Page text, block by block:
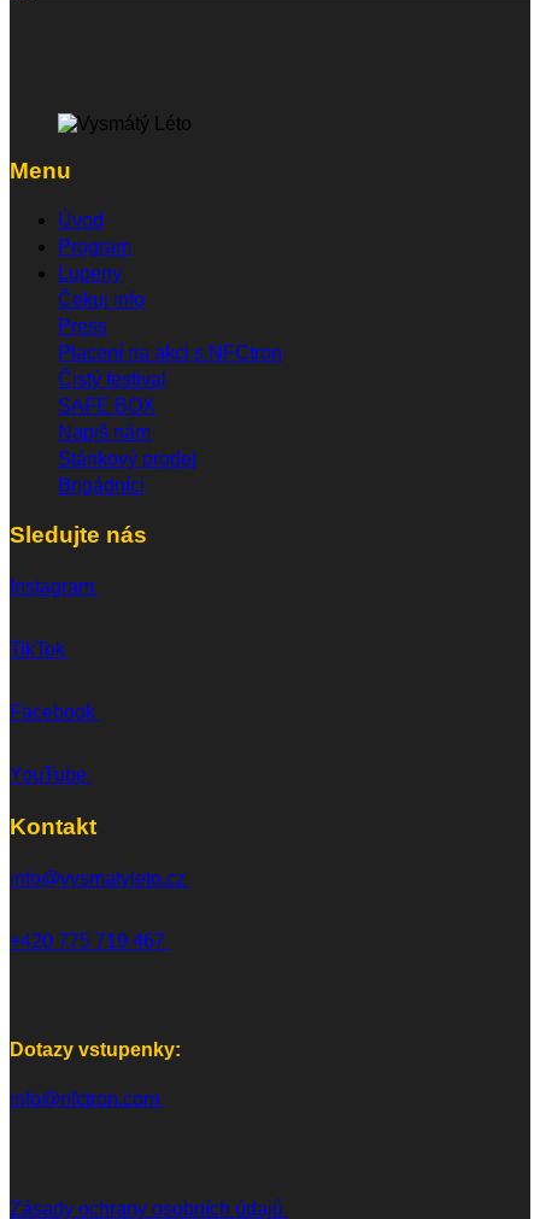
Menu
Úvod
Program
Lupeny
Čekuj info
Press
Placení na akci s NFCtron
Čistý festival
SAFE BOX
Napiš nám
Stánkový prodej
Brigádníci
Sledujte nás
Instagram
TikTok
Facebook
YouTube
Kontakt
info@vysmatyleto.cz
+420 775 719 467
Dotazy vstupenky:
info@nfctron.com
Zásady ochrany osobních údajů